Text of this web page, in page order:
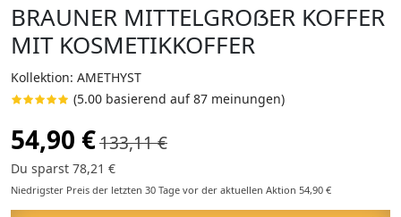
BRAUNER MITTELGROẞER KOFFER
MIT KOSMETIKKOFFER
Kollektion: AMETHYST
(5.00 basierend auf 87 meinungen)
54,90 €133,11 €
Du sparst 78,21 €
Niedrigster Preis der letzten 30 Tage vor der aktuellen Aktion 54,90 €